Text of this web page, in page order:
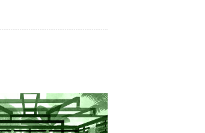
L’ORIENTALISTE –